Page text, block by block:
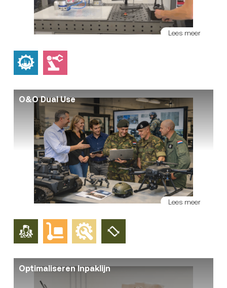
Lees meer
O&O Dual Use
Lees meer
Optimaliseren Inpaklijn